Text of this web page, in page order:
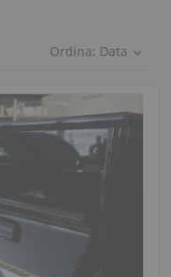
Ordina: Data